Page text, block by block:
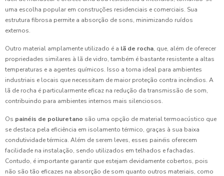
uma escolha popular em construções residenciais e comerciais. Sua
estrutura fibrosa permite a absorção de sons, minimizando ruídos
externos.
Outro material amplamente utilizado é a lã de rocha, que, além de oferecer
propriedades similares à lã de vidro, também é bastante resistente a altas
temperaturas e a agentes químicos. Isso a torna ideal para ambientes
industriais e locais que necessitam de maior proteção contra incêndios. A
lã de rocha é particularmente eficaz na redução da transmissão de som,
contribuindo para ambientes internos mais silenciosos.
Os painéis de poliuretano são uma opção de material termoacústico que
se destaca pela eficiência em isolamento térmico, graças à sua baixa
condutividade térmica. Além de serem leves, esses painéis oferecem
facilidade na instalação, sendo utilizados em telhados e fachadas.
Contudo, é importante garantir que estejam devidamente cobertos, pois
não são tão eficazes na absorção de som quanto outros materiais, como